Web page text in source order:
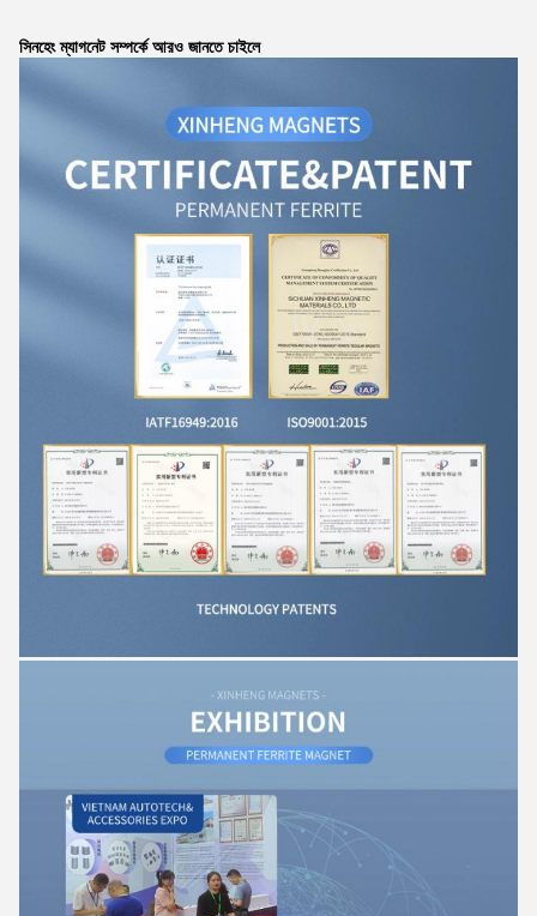
সিনহেং ম্যাগনেট সম্পর্কে আরও জানতে চাইলে